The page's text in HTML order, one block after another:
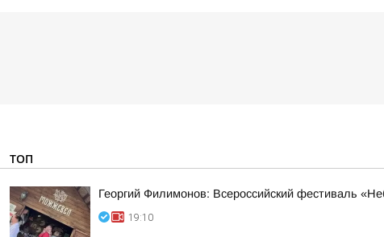
ТОП
Георгий Филимонов: Всероссийский фестиваль
19:10